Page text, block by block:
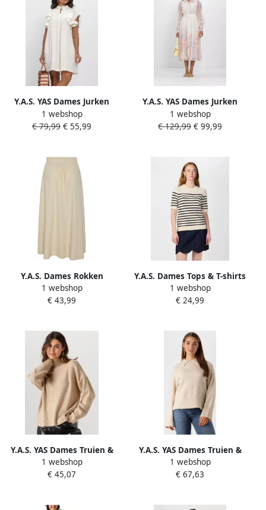
Y.A.S. YAS Dames Jurken
Yaslura Ss Dress S. Noos
Gebroken Wit
1 webshop
€ 79,99 € 55,99
Y.A.S. YAS Dames Jurken
Yasflorence Ls Long Dress S.
Gebroken Wit
1 webshop
€ 129,99 € 99,99
Y.A.S. Dames Rokken
Yasflaxy Hw Ankle Skirt
Noos Beige
1 webshop
€ 43,99
Y.A.S. Dames Tops & T-shirts
Yaslena Ss Knit Pullover S.
Noos Gebroken Wit
1 webshop
€ 24,99
Y.A.S. YAS Dames Truien &
Vesten Yasbalis Ls High
Neck Knit Beige
1 webshop
€ 45,07
Y.A.S. YAS Dames Truien &
Vesten Yasneris Ls Knit
Pullover Beige
1 webshop
€ 67,63